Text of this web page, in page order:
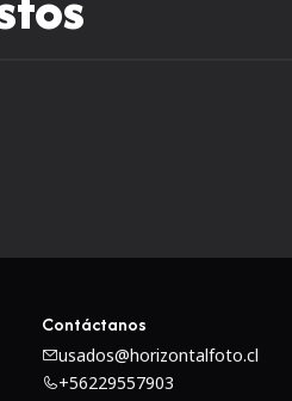
Contáctanos
usados@horizontalfoto.cl
+56229557903